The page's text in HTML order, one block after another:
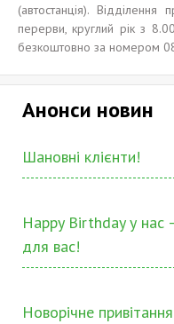
(автостанція).
перерви, круглий рік з
безкоштовно за номером
Анонси новин
Шановні клієнти!
Happy Birthday у нас
для вас!
Новорічне